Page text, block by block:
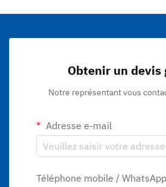
Obtenir un
Notre représentant vous
Adresse e-mail
Téléphone mobile / WhatsApp